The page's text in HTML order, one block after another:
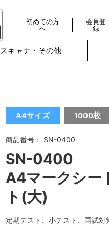
初めての方
へ
会員登
録
スキャナ・その他
A4サイズ 1000枚
商品番号： SN-0400
SN-0400
A4マークシー
ト(大)
定期テスト、小テスト、国試対